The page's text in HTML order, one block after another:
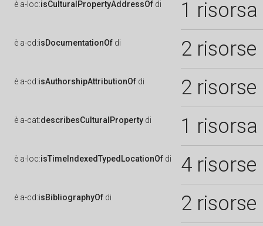
è a-loc:isCulturalPropertyAddressOf di 1 risorsa
è a-cd:isDocumentationOf di 2 risorse
è a-cd:isAuthorshipAttributionOf di 2 risorse
è a-cat:describesCulturalProperty di 1 risorsa
è a-loc:isTimeIndexedTypedLocationOf di 4 risorse
è a-cd:isBibliographyOf di 2 risorse